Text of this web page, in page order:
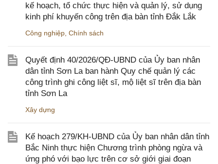
kế hoạch, tổ chức thực hiện và quản lý, sử dụng
kinh phí khuyến công trên địa bàn tỉnh Đắk Lắk
Công nghiệp Chính sách
Quyết định 40/2026/QĐ-UBND của Ủy ban nhân
dân tỉnh Sơn La ban hành Quy chế quản lý các
công trình ghi công liệt sĩ, mộ liệt sĩ trên địa bàn
tỉnh Sơn La
Xây dựng
Kế hoạch 279/KH-UBND của Ủy ban nhân dân tỉnh
Bắc Ninh thực hiện Chương trình phòng ngừa và
ứng phó với bạo lực trên cơ sở giới giai đoạn